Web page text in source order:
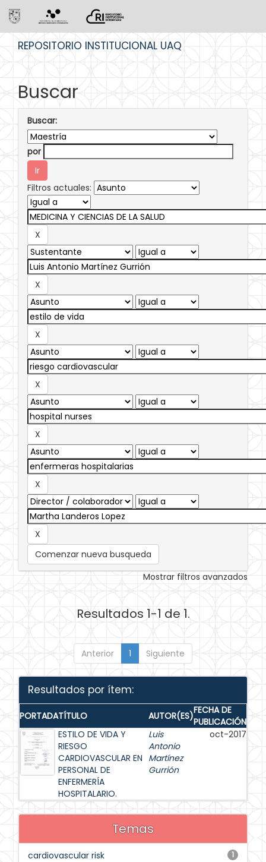
REPOSITORIO INSTITUCIONAL UAQ
Buscar
Buscar:
por
Filtros actuales:
Comenzar nueva busqueda
Mostrar filtros avanzados
Resultados 1-1 de 1.
Anterior 1 Siguiente
Resultados por ítem:
PORTADATÍTULO AUTOR(ES)FECHA DE
PUBLICACIÓN
ESTILO DE VIDA Y
RIESGO
CARDIOVASCULAR EN
PERSONAL DE
ENFERMERÍA
HOSPITALARIO.
Luis
Antonio
Martínez
Gurrión
oct-2017
Temas
1
cardiovascular risk